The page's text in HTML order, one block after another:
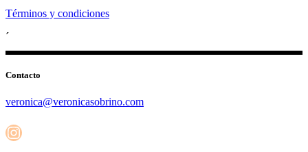
Términos y condiciones
´
Contacto
veronica@veronicasobrino.com
Instagram